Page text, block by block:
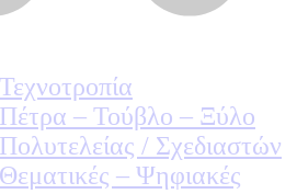
– Τούβλο – Ξύλο
/ Σχεδιαστών
– Ψηφιακές